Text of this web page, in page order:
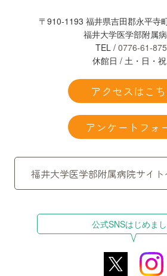
〒910-1193 福井県吉田郡永平寺
福井大学医学部附属
TEL / 0776-61-
休館日 / 土・日・
アクセスはこ
アンケートフォ
福井大学医学部附属病院サイト
公式SNSはじめま